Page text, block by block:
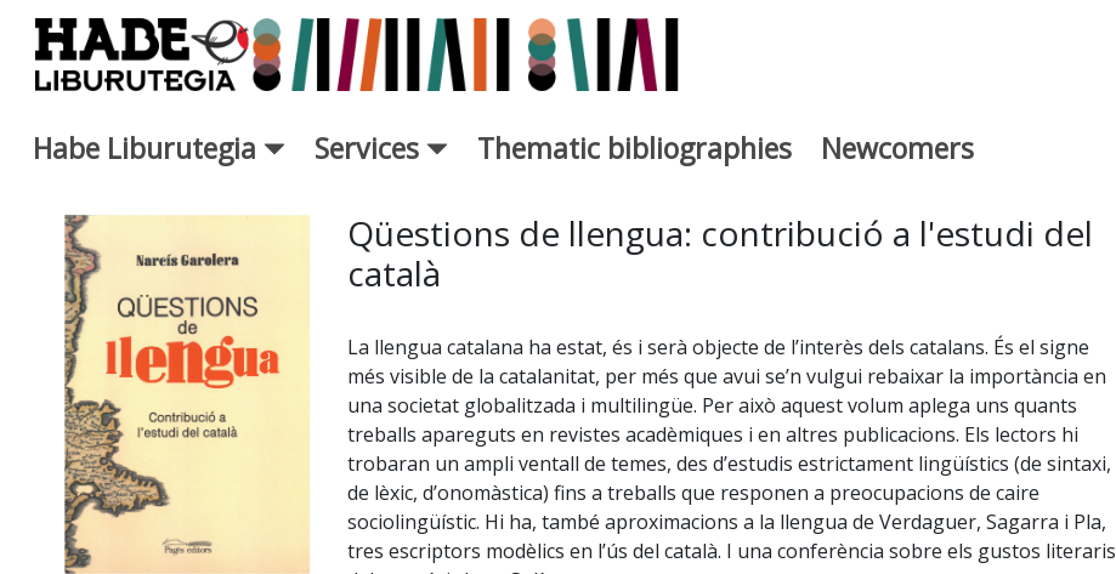
Skip to Main Content
Habe Liburutegia Services Thematic bibliographies Newcomers
New Books Card - LiburutegiaQüestions de llengua: contribució a l'estudi del
català
La llengua catalana ha estat, és i serà objecte de l’interès dels catalans. És el signe
més visible de la catalanitat, per més que avui se’n vulgui rebaixar la importància en
una societat globalitzada i multilingüe. Per això aquest volum aplega uns quants
treballs apareguts en revistes acadèmiques i en altres publicacions. Els lectors hi
trobaran un ampli ventall de temes, des d’estudis estrictament lingüístics (de sintaxi,
de lèxic, d’onomàstica) fins a treballs que responen a preocupacions de caire
sociolingüístic. Hi ha, també aproximacions a la llengua de Verdaguer, Sagarra i Pla,
tres escriptors modèlics en l’ús del català. I una conferència sobre els gustos literaris